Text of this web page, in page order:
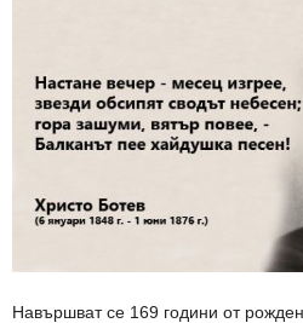
Навършват се 169 години от